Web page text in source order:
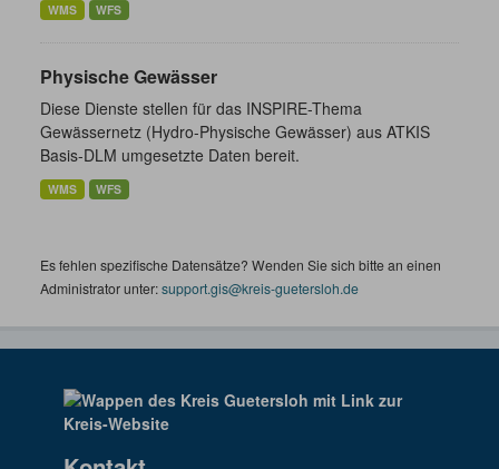
WMS WFS
Physische Gewässer
Diese Dienste stellen für das INSPIRE-Thema
Gewässernetz (Hydro-Physische Gewässer) aus ATKIS
Basis-DLM umgesetzte Daten bereit.
WMS WFS
Es fehlen spezifische Datensätze? Wenden Sie sich bitte an einen
Administrator unter:support.gis@kreis-guetersloh.de